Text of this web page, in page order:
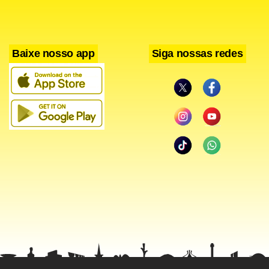
não está entregando as cestas básicas e água potável.
“Estamos passando fome e sede, enquanto os donativos
Baixe nosso app Siga nossas redes